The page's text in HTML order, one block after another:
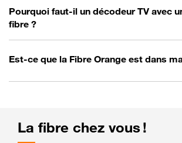
Pourquoi faut-il un décodeur TV avec
fibre ?
Est-ce que la Fibre Orange est dans
La fibre chez vous !